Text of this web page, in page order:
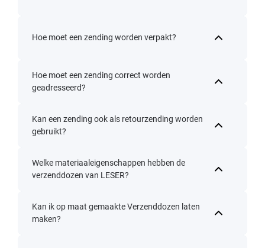
Hoe moet een zending worden verpakt?
Hoe moet een zending correct worden
geadresseerd?
Kan een zending ook als retourzending worden
gebruikt?
Welke materiaaleigenschappen hebben de
verzenddozen van LESER?
Kan ik op maat gemaakte Verzenddozen laten
maken?